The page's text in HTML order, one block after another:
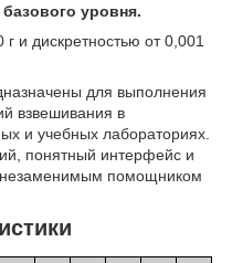
уровня.
и дискретностью от 0,001
для выполнения
взвешивания в
и учебных лабораториях.
понятный интерфейс и
незаменимым помощником